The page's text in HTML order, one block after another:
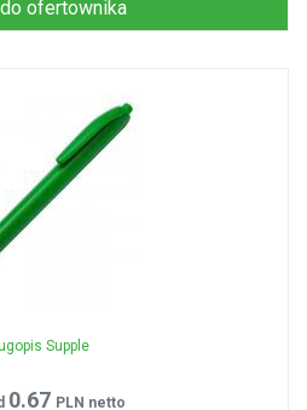
ofertownika
Supple
0.67 PLN netto